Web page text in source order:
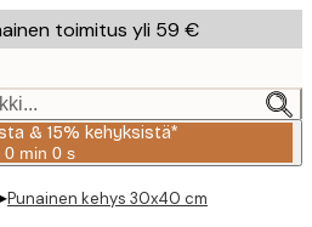
toimitus yli 59 €
& 15% kehyksistä*
0 min 0 s
Voimassa
2026-
Punainen kehys 30x40 cm